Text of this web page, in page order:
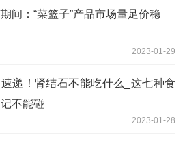
间：“菜篮子”产品市场量足价稳
2023-01-29
递！肾结石不能吃什么_这七种食
不能碰
2023-01-28